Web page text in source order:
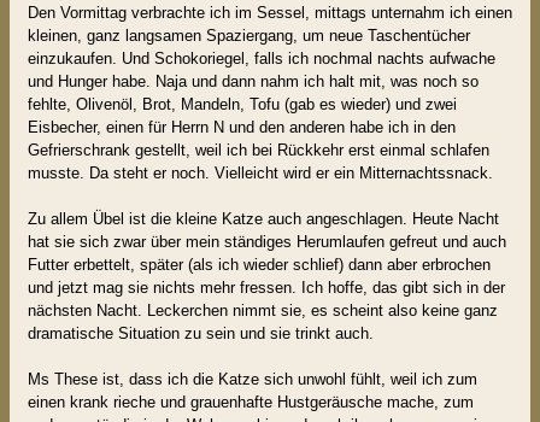
Den Vormittag verbrachte ich im Sessel, mittags unternahm ich einen
kleinen, ganz langsamen Spaziergang, um neue Taschentücher
einzukaufen. Und Schokoriegel, falls ich nochmal nachts aufwache
und Hunger habe. Naja und dann nahm ich halt mit, was noch so
fehlte, Olivenöl, Brot, Mandeln, Tofu (gab es wieder) und zwei
Eisbecher, einen für Herrn N und den anderen habe ich in den
Gefrierschrank gestellt, weil ich bei Rückkehr erst einmal schlafen
musste. Da steht er noch. Vielleicht wird er ein Mitternachtssnack.
Zu allem Übel ist die kleine Katze auch angeschlagen. Heute Nacht
hat sie sich zwar über mein ständiges Herumlaufen gefreut und auch
Futter erbettelt, später (als ich wieder schlief) dann aber erbrochen
und jetzt mag sie nichts mehr fressen. Ich hoffe, das gibt sich in der
nächsten Nacht. Leckerchen nimmt sie, es scheint also keine ganz
dramatische Situation zu sein und sie trinkt auch.
Ms These ist, dass ich die Katze sich unwohl fühlt, weil ich zum
einen krank rieche und grauenhafte Hustgeräusche mache, zum